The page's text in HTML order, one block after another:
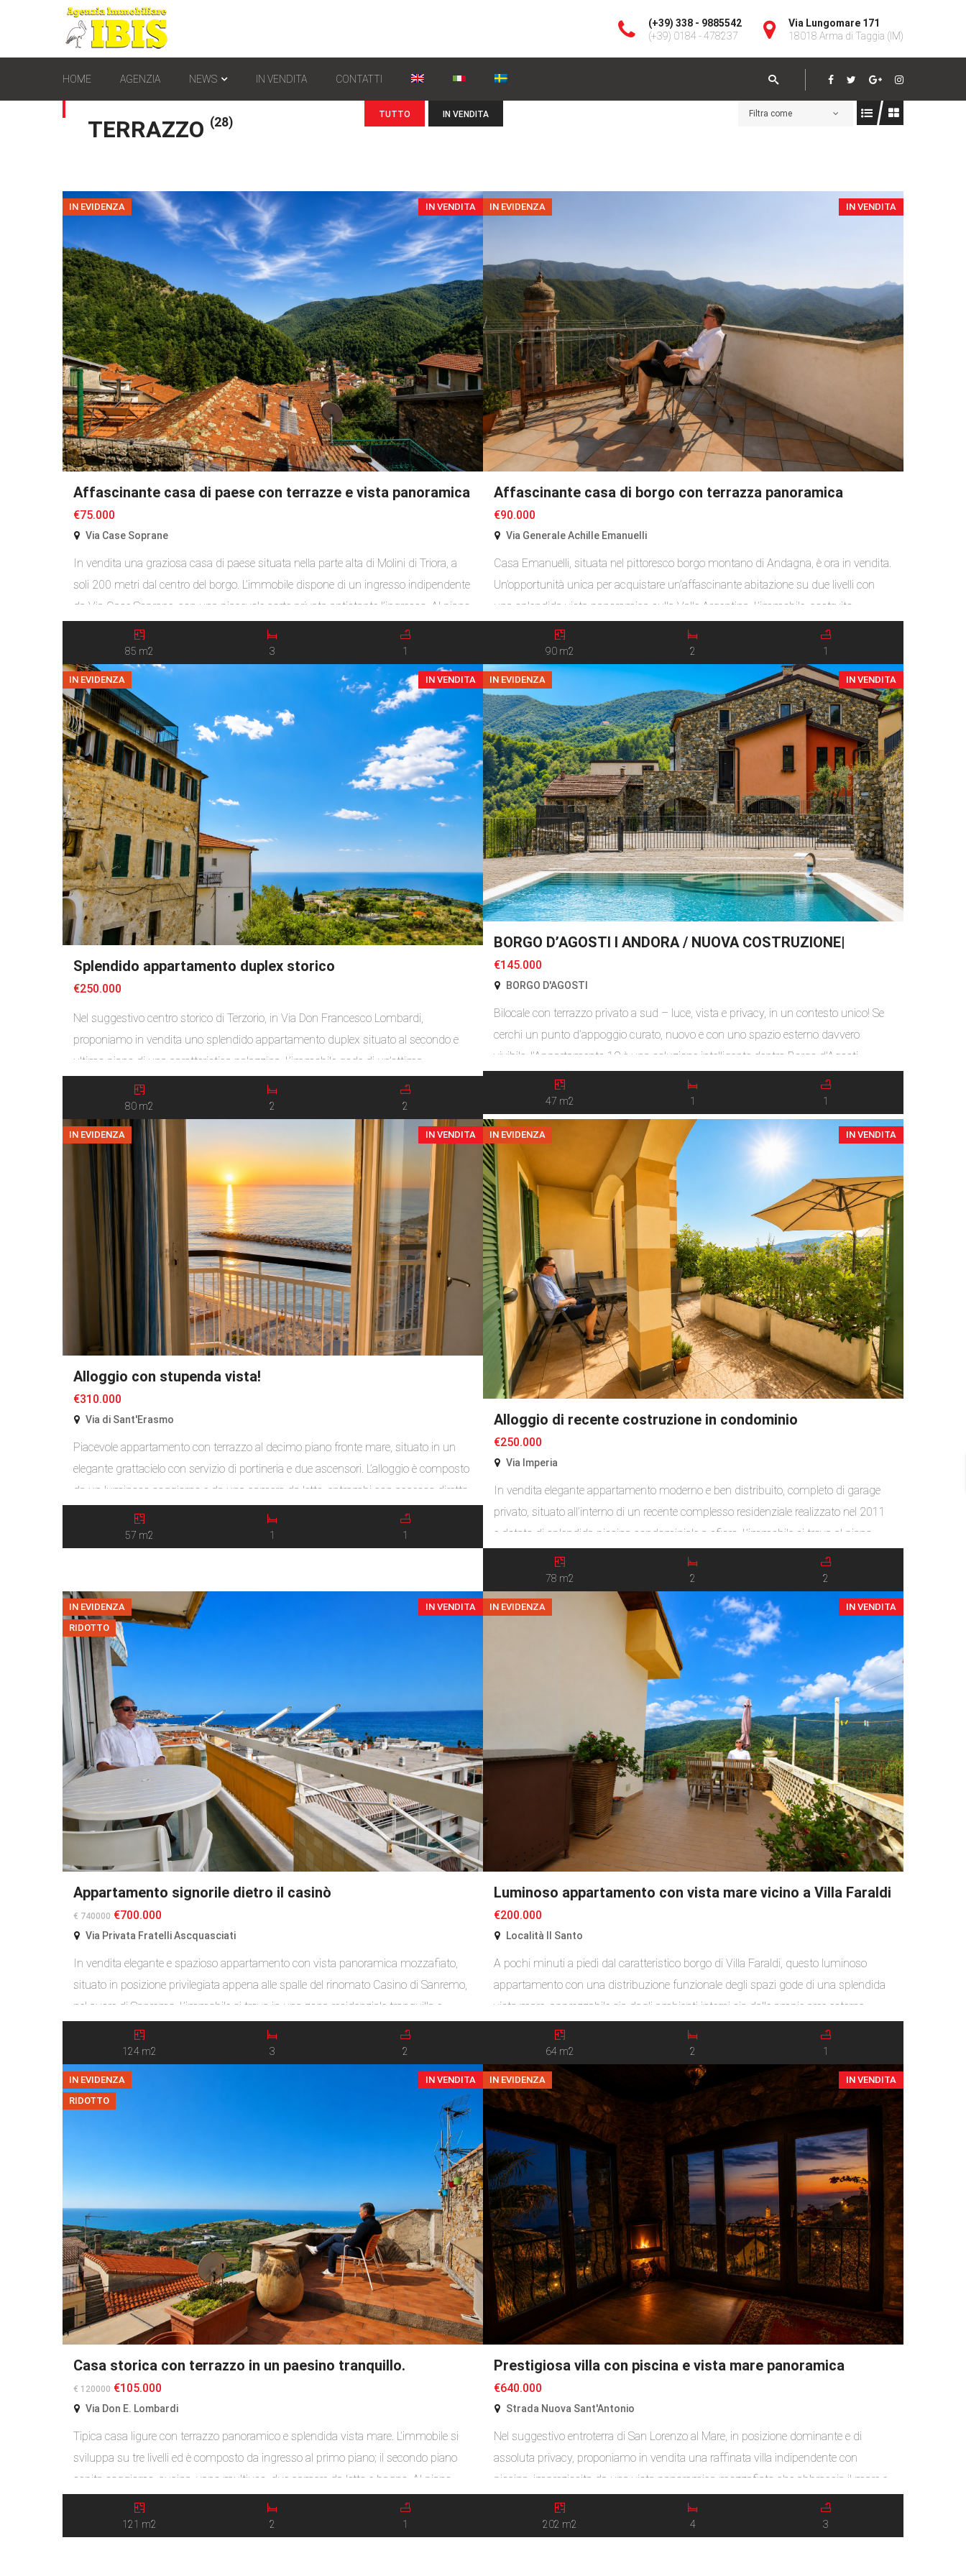
(+39) 338 - 9885542
(+39) 0184 - 478237
Via Lungomare 171
18018 Arma di Taggia (IM)
HOME AGENZIA NEWS IN VENDITA CONTATTI
TERRAZZO (28)
TUTTO IN VENDITA Filtra come
IN EVIDENZA IN VENDITA
Affascinante casa di paese con terrazze e vista panoramica
€75.000
Via Case Soprane
In vendita una graziosa casa di paese situata nella parte alta di Molini di Triora, a
soli 200 metri dal centro del borgo. L’immobile dispone di un ingresso indipendente
da Via Case Soprane, con una piacevole corte privata antistante l’ingresso. Al piano
terra si trovano due camere da letto, un ingresso/disimpegno e un locale adibito […]
85 m2 3 1
IN EVIDENZA IN VENDITA
Affascinante casa di borgo con terrazza panoramica
€90.000
Via Generale Achille Emanuelli
Casa Emanuelli, situata nel pittoresco borgo montano di Andagna, è ora in vendita.
Un’opportunità unica per acquistare un’affascinante abitazione su due livelli con
una splendida vista panoramica sulla Valle Argentina. L’immobile, costruito
probabilmente alla fine del XIX secolo, ha conservato il suo carattere originale e
l’autenticità delle case liguri di un tempo. Al piano d’ingresso […]
90 m2 2 1
IN EVIDENZA IN VENDITA
Splendido appartamento duplex storico
€250.000
Nel suggestivo centro storico di Terzorio, in Via Don Francesco Lombardi,
proponiamo in vendita uno splendido appartamento duplex situato al secondo e
ultimo piano di una caratteristica palazzina. L’immobile gode di un’ottima
esposizione a sud e a ovest, con una piacevole vista aperta. Al piano principale
troviamo l’ingresso su un luminoso soggiorno con cucina a […]
80 m2 2 2
IN EVIDENZA IN VENDITA
BORGO D’AGOSTI I ANDORA / NUOVA COSTRUZIONE|
€145.000
BORGO D'AGOSTI
Bilocale con terrazzo privato a sud – luce, vista e privacy, in un contesto unico! Se
cerchi un punto d’appoggio curato, nuovo e con uno spazio esterno davvero
vivibile, l’Appartamento 19 è una soluzione intelligente dentro Borgo d’Agosti.
L’accesso avviene dal passaggio condominiale e ti accompagna una scala esterna
a due rampe. La parte bella […]
47 m2 1 1
IN EVIDENZA IN VENDITA
Alloggio con stupenda vista!
€310.000
Via di Sant'Erasmo
Piacevole appartamento con terrazzo al decimo piano fronte mare, situato in un
elegante grattacielo con servizio di portineria e due ascensori. L’alloggio è composto
da un luminoso soggiorno e da una camera da letto, entrambi con accesso diretto
al terrazzo, oltre a cucina, ingresso e bagno. Il riscaldamento è autonomo con
caldaia a gas metano. […]
57 m2 1 1
IN EVIDENZA IN VENDITA
Alloggio di recente costruzione in condominio
€250.000
Via Imperia
In vendita elegante appartamento moderno e ben distribuito, completo di garage
privato, situato all’interno di un recente complesso residenziale realizzato nel 2011
e dotato di splendida piscina condominiale a sfioro. L’immobile si trova al piano
terra ed è caratterizzato da una disposizione funzionale e confortevole degli spazi. È
composto da una terrazza con portico esposta […]
78 m2 2 2
IN EVIDENZA
RIDOTTO
IN VENDITA
Appartamento signorile dietro il casinò
€ 740000 €700.000
Via Privata Fratelli Ascquasciati
In vendita elegante e spazioso appartamento con vista panoramica mozzafiato,
situato in posizione privilegiata appena alle spalle del rinomato Casino di Sanremo,
nel cuore di Sanremo. L’immobile si trova in una zona residenziale tranquilla e
particolarmente ricercata, a breve distanza dal centro cittadino, dalle spiagge, dai
ristoranti e da tutti i principali servizi. L’appartamento si […]
124 m2 3 2
IN EVIDENZA IN VENDITA
Luminoso appartamento con vista mare vicino a Villa Faraldi
€200.000
Località Il Santo
A pochi minuti a piedi dal caratteristico borgo di Villa Faraldi, questo luminoso
appartamento con una distribuzione funzionale degli spazi gode di una splendida
vista mare, apprezzabile sia dagli ambienti interni sia dalle ampie aree esterne.
L’immobile si presenta in buone condizioni ed è pronto da abitare, rappresentando
una soluzione ideale per chi desidera una […]
64 m2 2 1
IN EVIDENZA
RIDOTTO
IN VENDITA
Casa storica con terrazzo in un paesino tranquillo.
€ 120000 €105.000
Via Don E. Lombardi
Tipica casa ligure con terrazzo panoramico e splendida vista mare. L’immobile si
sviluppa su tre livelli ed è composto da ingresso al primo piano; il secondo piano
ospita soggiorno, cucina, vano multiuso, due camere da letto e bagno. Al piano
mansardato si trova una terrazza coperta con zona lavanderia e locale deposito. Il
terrazzo, di […]121 m2 2 1
IN EVIDENZA IN VENDITA
Prestigiosa villa con piscina e vista mare panoramica
€640.000
Strada Nuova Sant'Antonio
Nel suggestivo entroterra di San Lorenzo al Mare, in posizione dominante e di
assoluta privacy, proponiamo in vendita una raffinata villa indipendente con
piscina, impreziosita da una vista panoramica mozzafiato che abbraccia il mare e
l’intera vallata. La proprietà, distribuita su due livelli, si distingue per l’armonia degli
spazi, la luminosità degli ambienti e l’eleganza […]
202 m2 4 3